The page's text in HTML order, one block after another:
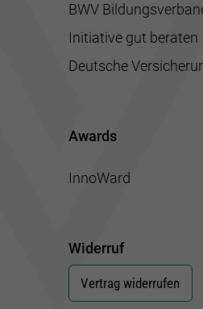
BWV
Initiative gut beraten
Deutsche
Awards
InnoWard
Widerruf
Vertrag widerrufen